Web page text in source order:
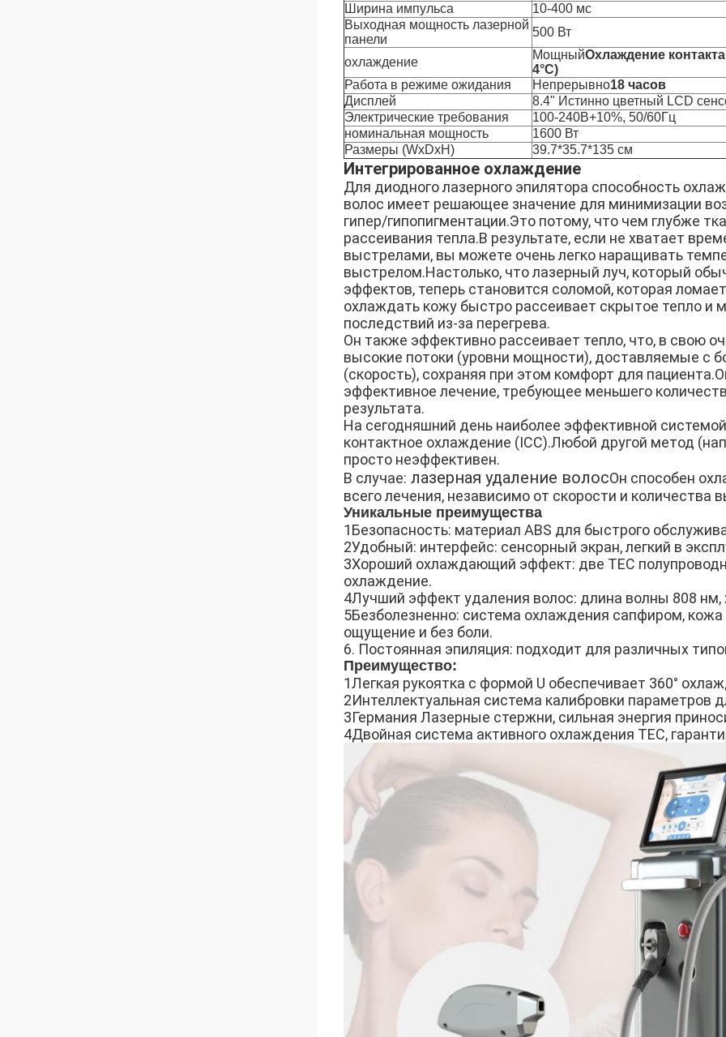
Ширина импульса
10-400 мс
Выходная мощность лазерной
панели
500 Вт
охлаждение
МощныйОхлаждение
4°C)
Работа в режиме ожидания
Непрерывно18 часов
Дисплей
8.4" Истинно цветный LCD
Электрические требования
100-240В+10%, 50/60Гц
номинальная мощность
1600 Вт
Размеры (WxDxH)
39.7*35.7*135 см
Интегрированное охлаждение
Для диодного лазерного эпилятора способность
волос имеет решающее значение для минимизации
гипер/гипопигментации.Это потому, что чем глубже
рассеивания тепла.В результате, если не хватает
выстрелами, вы можете очень легко наращивать
выстрелом.Настолько, что лазерный луч, который
эффектов, теперь становится соломой, которая
охлаждать кожу быстро рассеивает скрытое тепло и
последствий из-за перегрева.
Он также эффективно рассеивает тепло, что, в свою
высокие потоки (уровни мощности), доставляемые с
(скорость), сохраняя при этом комфорт для
эффективное лечение, требующее меньшего
результата.
На сегодняшний день наиболее эффективной
контактное охлаждение (ICC).Любой другой метод
просто неэффективен.
В случае: лазерная удаление волосОн способен
всего лечения, независимо от скорости и количества
Уникальные преимущества
1Безопасность: материал ABS для быстрого
2Удобный: интерфейс: сенсорный экран, легкий в
3Хороший охлаждающий эффект: две TEC
охлаждение.
4Лучший эффект удаления волос: длина волны 808
5Безболезненно: система охлаждения сапфиром,
ощущение и без боли.
6. Постоянная эпиляция: подходит для различных
Преимущество:
1Легкая рукоятка с формой U обеспечивает 360°
2Интеллектуальная система калибровки параметров
3Германия Лазерные стержни, сильная энергия
4Двойная система активного охлаждения TEC,